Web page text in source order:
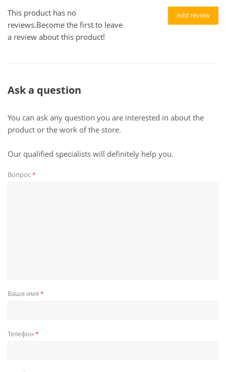
Add review
This product has no
reviews.Become the first to leave
a review about this product!
Ask a question
You can ask any question you are interested in about the
product or the work of the store.
Our qualified specialists will definitely help you.
Вопрос*
Ваше имя *
Телефон *